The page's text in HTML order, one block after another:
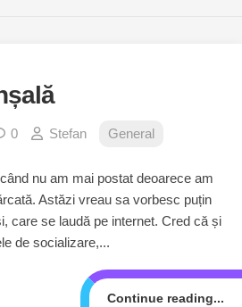
0 Stefan General
nu am mai postat deoarece am
Astăzi vreau sa vorbesc puțin
care se laudă pe internet. Cred că și
de socializare,...
Continue reading...